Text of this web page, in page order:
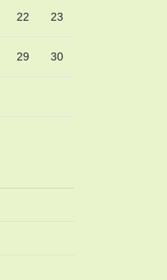
22 23
29 30